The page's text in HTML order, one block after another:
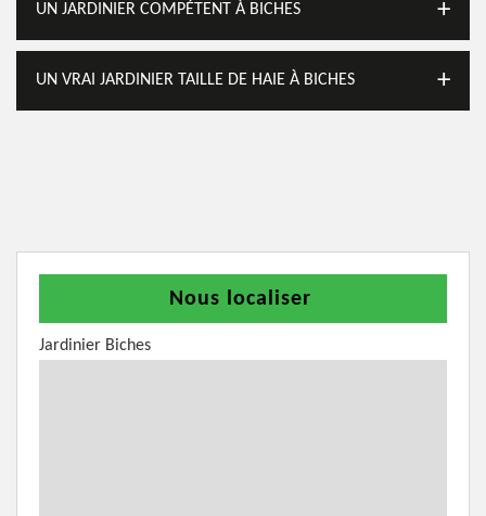
UN JARDINIER COMPÉTENT À BICHES
UN VRAI JARDINIER TAILLE DE HAIE À BICHES
Nous localiser
Jardinier Biches